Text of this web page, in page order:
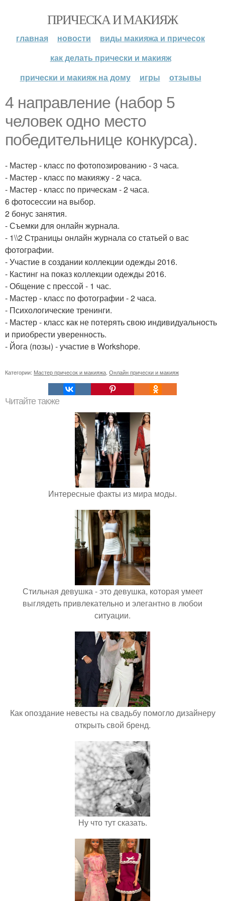
ПРИЧЕСКА И МАКИЯЖ
главная новости
виды макияжа и причесок
как делать прически и макияж
прически и макияж на дому
игры отзывы
4 направление (набор 5
человек одно место
победительнице конкурса).
- Мастер - класс по фотопозированию - 3 часа.
- Мастер - класс по макияжу - 2 часа.
- Мастер - класс по прическам - 2 часа.
6 фотосессии на выбор.
2 бонус занятия.
- Съемки для онлайн журнала.
- 1\\2 Страницы онлайн журнала со статьей о вас
фотографии.
- Участие в создании коллекции одежды 2016.
- Кастинг на показ коллекции одежды 2016.
- Общение с прессой - 1 час.
- Мастер - класс по фотографии - 2 часа.
- Психологические тренинги.
- Мастер - класс как не потерять свою индивидуальность
и приобрести уверенность.
- Йога (позы) - участие в Workshope.
Категории: Мастер причесок и макияжа Онлайн прически и макияж
Читайте также
Интересные факты из мира моды.
Стильная девушка - это девушка, которая умеет
выглядеть привлекательно и элегантно в любои
ситуации.
Как опоздание невесты на свадьбу помогло дизайнеру
открыть свой бренд.
Ну что тут сказать.